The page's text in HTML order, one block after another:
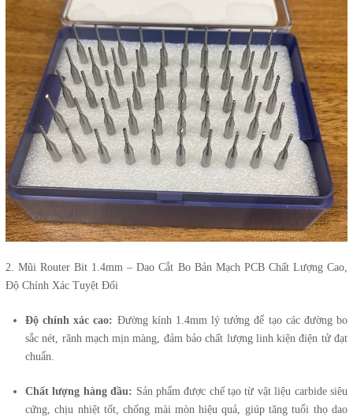
2. Mũi Router Bit 1.4mm – Dao Cắt Bo Bản Mạch PCB Chất Lượng Cao,
Độ Chính Xác Tuyệt Đối
Độ chính xác cao: Đường kính 1.4mm lý tưởng để tạo các đường bo
sắc nét, rãnh mạch mịn màng, đảm bảo chất lượng linh kiện điện tử đạt
chuẩn.
Chất lượng hàng đầu: Sản phẩm được chế tạo từ vật liệu carbide siêu
cứng, chịu nhiệt tốt, chống mài mòn hiệu quả, giúp tăng tuổi thọ dao